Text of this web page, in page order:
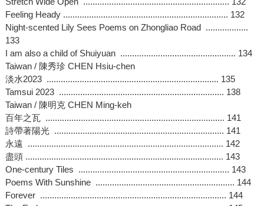
Feeling Heady ...................................................................... 132
Night-scented Lily Sees Poems on Zhongliao Road ..................
133
I am also a child of Shuiyuan ................................................. 134
Taiwan / 陳秀珍 CHEN Hsiu-chen
淡水2023 ......................................................................... 135
Tamsui 2023 ...................................................................... 138
Taiwan / 陳明克 CHEN Ming-keh
百年之瓦 ............................................................................ 141
詩帶著陽光 ........................................................................ 141
永遠 ................................................................................... 142
盡頭 .................................................................................... 143
One-century Tiles ................................................................ 143
Poems With Sunshine ........................................................... 144
Forever ............................................................................... 144